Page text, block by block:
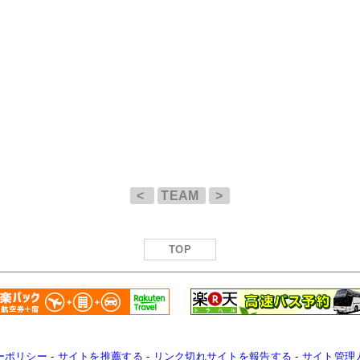
< TEAM >
TOP
ポリシー - サイトを推薦する - リンク切れサイトを報告する - サイト管理